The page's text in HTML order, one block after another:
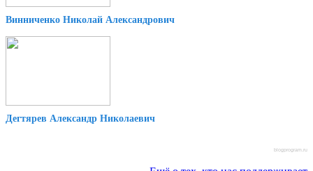
Винниченко Николай Александрович
Дегтярев Александр Николаевич
blogprogram.ru